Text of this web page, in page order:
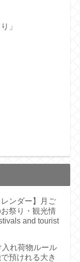
」
レンダー】月ご
祭り・観光情
and tourist
れ荷物ルール
預けれる大き